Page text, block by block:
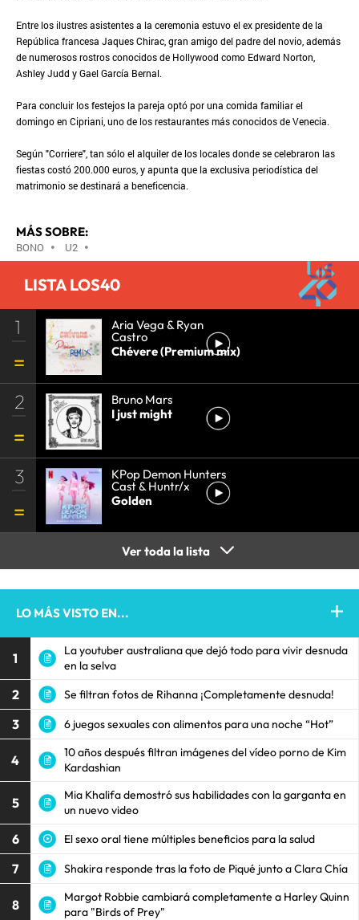
Entre los ilustres asistentes a la ceremonia estuvo el ex presidente de la
República francesa Jaques Chirac, gran amigo del padre del novio, además
de numerosos rostros conocidos de Hollywood como Edward Norton,
Ashley Judd y Gael García Bernal.
Para concluir los festejos la pareja optó por una comida familiar el
domingo en Cipriani, uno de los restaurantes más conocidos de Venecia.
Según "Corriere", tan sólo el alquiler de los locales donde se celebraron las
fiestas costó 200.000 euros, y apunta que la exclusiva periodística del
matrimonio se destinará a beneficencia.
MÁS SOBRE:
BONO • U2 •
LISTA LOS40
1 Aria Vega & Ryan
Castro
Chévere (Premium mix)
2
Bruno Mars
I just might
3 KPop Demon Hunters
Cast & Huntr/x
Golden
Ver toda la lista
LO MÁS VISTO EN...
1
La youtuber australiana que dejó todo para vivir desnuda
en la selva
2 Se filtran fotos de Rihanna ¡Completamente desnuda!
3 6 juegos sexuales con alimentos para una noche “Hot”
4
10 años después filtran imágenes del vídeo porno de Kim
Kardashian
5
Mia Khalifa demostró sus habilidades con la garganta en
un nuevo video
6 El sexo oral tiene múltiples beneficios para la salud
7 Shakira responde tras la foto de Piqué junto a Clara Chía
8
Margot Robbie cambiará completamente a Harley Quinn
para "Birds of Prey"